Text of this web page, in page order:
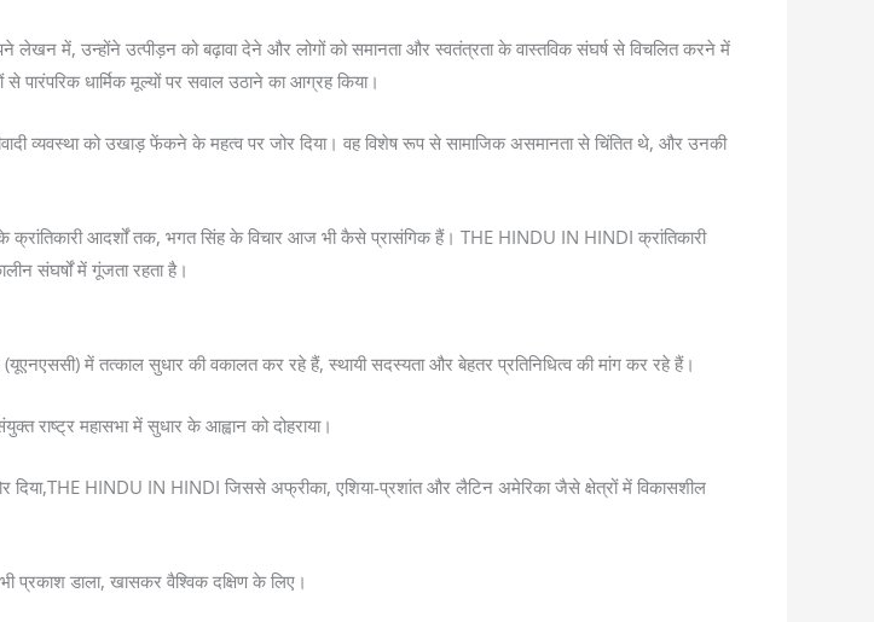
में, उन्होंने उत्पीड़न को बढ़ावा देने और लोगों को समानता और स्वतंत्रता के वास्तविक संघर्ष से विचलित करने में
धार्मिक मूल्यों पर सवाल उठाने का आग्रह किया।
व्यवस्था को उखाड़ फेंकने के महत्व पर जोर दिया। वह विशेष रूप से सामाजिक असमानता से चिंतित थे, और उनकी
आदर्शों तक, भगत सिंह के विचार आज भी कैसे प्रासंगिक हैं। THE HINDU IN HINDI क्रांतिकारी
संघर्षों में गूंजता रहता है।
में तत्काल सुधार की वकालत कर रहे हैं, स्थायी सदस्यता और बेहतर प्रतिनिधित्व की मांग कर रहे हैं।
महासभा में सुधार के आह्वान को दोहराया।
दिया,THE HINDU IN HINDI जिससे अफ्रीका, एशिया-प्रशांत और लैटिन अमेरिका जैसे क्षेत्रों में विकासशील
प्रकाश डाला, खासकर वैश्विक दक्षिण के लिए।